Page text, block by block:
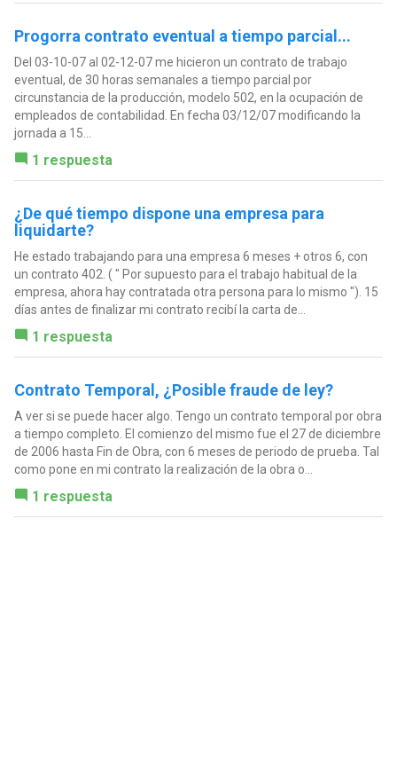
Progorra contrato eventual a tiempo parcial...
Del 03-10-07 al 02-12-07 me hicieron un contrato de trabajo
eventual, de 30 horas semanales a tiempo parcial por
circunstancia de la producción, modelo 502, en la ocupación de
empleados de contabilidad. En fecha 03/12/07 modificando la
jornada a 15...
1 respuesta
¿De qué tiempo dispone una empresa para
liquidarte?
He estado trabajando para una empresa 6 meses + otros 6, con
un contrato 402. ( " Por supuesto para el trabajo habitual de la
empresa, ahora hay contratada otra persona para lo mismo "). 15
días antes de finalizar mi contrato recibí la carta de...
1 respuesta
Contrato Temporal, ¿Posible fraude de ley?
A ver si se puede hacer algo. Tengo un contrato temporal por obra
a tiempo completo. El comienzo del mismo fue el 27 de diciembre
de 2006 hasta Fin de Obra, con 6 meses de periodo de prueba. Tal
como pone en mi contrato la realización de la obra o...
1 respuesta